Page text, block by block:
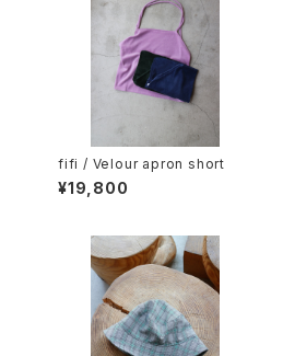
fifi / Velour apron short
¥19,800